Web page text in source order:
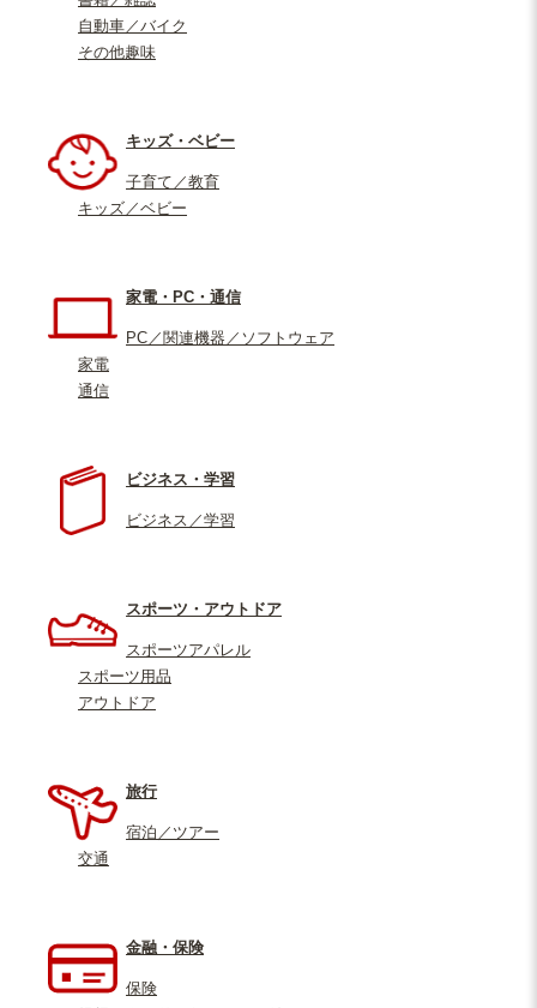
自動車／バイク
その他趣味
キッズ・ベビー
子育て／教育
キッズ／ベビー
家電・PC・通信
PC／関連機器／ソフトウェア
家電
通信
ビジネス・学習
ビジネス／学習
スポーツ・アウトドア
スポーツアパレル
スポーツ用品
アウトドア
旅行
宿泊／ツアー
交通
金融・保険
保険